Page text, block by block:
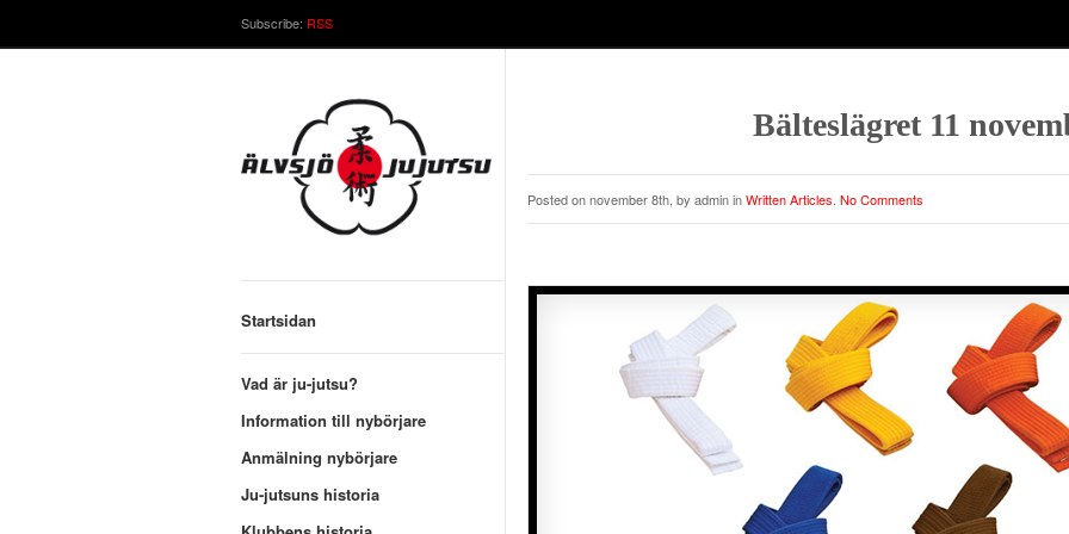
Subscribe: RSS
Startsidan
Vad är ju-jutsu?
Information till nybörjare
Anmälning nybörjare
Ju-jutsuns historia
Bälteslägret 11
Posted on november 8th, by admin inWritten Articles No Comments